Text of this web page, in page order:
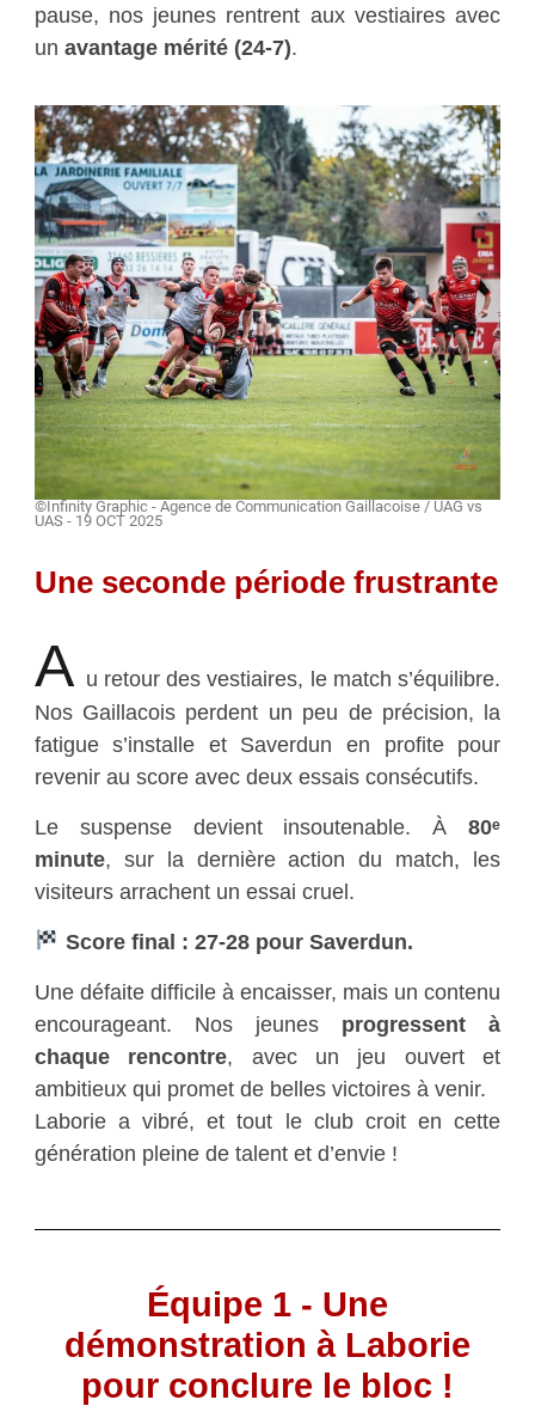
pause, nos jeunes rentrent aux vestiaires avec
un avantage mérité (24-7).
©Infinity Graphic - Agence de Communication Gaillacoise / UAG vs
UAS - 19 OCT 2025
Une seconde période frustrante
A u retour des vestiaires, le match s’équilibre.
Nos Gaillacois perdent un peu de précision, la
fatigue s’installe et Saverdun en profite pour
revenir au score avec deux essais consécutifs.
Le suspense devient insoutenable. À80ᵉ
minute, sur la dernière action du match, les
visiteurs arrachent un essai cruel.
Score final : 27-28 pour Saverdun.
Une défaite difficile à encaisser, mais un contenu
encourageant. Nos jeunes progressent à
chaque rencontre, avec un jeu ouvert et
ambitieux qui promet de belles victoires à venir.
Laborie a vibré, et tout le club croit en cette
génération pleine de talent et d’envie !
Équipe 1 - Une
démonstration à Laborie
pour conclure le bloc !